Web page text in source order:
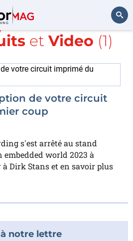
Rechercher
avec la balise
et Video (1)
de votre circuit
coup
s'est arrêté au stand
world 2023 à
Dirk Stans et en savoir plus
à notre lettre